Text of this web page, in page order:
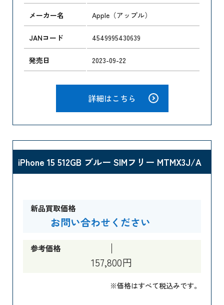
メーカー名 Apple（アップル）
JANコード 4549995430639
発売日 2023-09-22
詳細はこちら
iPhone 15 512GB ブルー SIMフリー MTMX3J/A
新品買取価格
お問い合わせください
参考価格
157,800円
※価格はすべて税込みです。